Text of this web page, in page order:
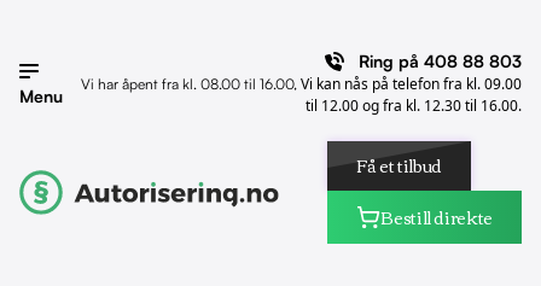
Menu
Ring på 408 88 803
Vi har åpent fra kl. 08.00 til 16.00, Vi kan nås på telefon fra kl. 09.00
til 12.00 og fra kl. 12.30 til 16.00.
Få et tilbud
Bestill direkte